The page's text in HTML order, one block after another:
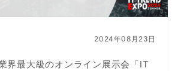
2024年08月23日
界最大級のオンライン展示会「IT